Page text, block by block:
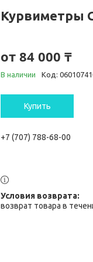
Курвиметры
от 84 000 ₸
В наличии Код:
Купить
+7 (707) 788-68-00
возврат товара в